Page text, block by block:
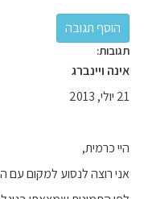
תגובות:
אינה ויינברג
21 יולי, 2013
היי כרמית,
אני רוצה לנסוע למקום עם